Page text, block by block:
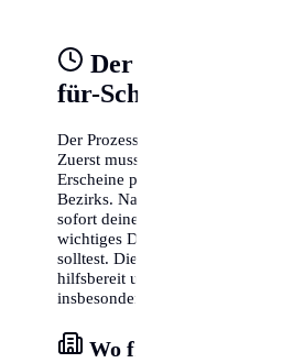
Der
für-Schritt
Der Prozess ist in Frankfurt am
Zuerst musst du online einen
Erscheine pünktlich zum Termin
Bezirks. Nach Vorlage deiner
sofort deine Meldebestätigung.
wichtiges Dokument, das du
solltest. Die Mitarbeiter vor Ort
hilfsbereit und sprechen oft auch
insbesondere in den zentralen
Wo finde ich das